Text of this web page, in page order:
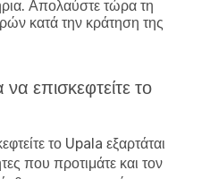
Απολαύστε τώρα τη
κατά την κράτηση της
επισκεφτείτε το
το Upala εξαρτάται
που προτιμάτε και τον